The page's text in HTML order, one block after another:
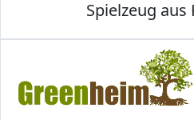
Spielzeug